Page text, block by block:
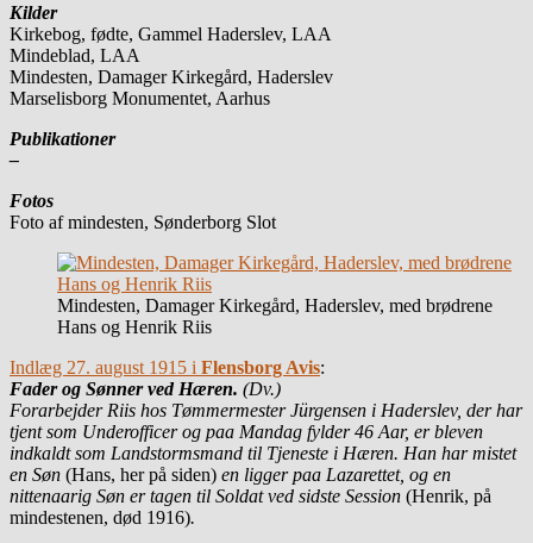
Kilder
Kirkebog, fødte, Gammel Haderslev, LAA
Mindeblad, LAA
Mindesten, Damager Kirkegård, Haderslev
Marselisborg Monumentet, Aarhus
Publikationer
–
Fotos
Foto af mindesten, Sønderborg Slot
Mindesten, Damager Kirkegård, Haderslev, med brødrene
Hans og Henrik Riis
Indlæg 27. august 1915 i Flensborg Avis:
Fader og Sønner ved Hæren. (Dv.)
Forarbejder Riis hos Tømmermester Jürgensen i Haderslev, der har
tjent som Underofficer og paa Mandag fylder 46 Aar, er bleven
indkaldt som Landstormsmand til Tjeneste i Hæren. Han har mistet
en Søn (Hans, her på siden) en ligger paa Lazarettet, og en
nittenaarig Søn er tagen til Soldat ved sidste Session (Henrik, på
mindestenen, død 1916).